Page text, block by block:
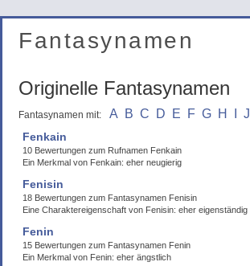
Fantasynamen
Originelle Fantasynamen
Fantasynamen mit: A B C D E F G H J
Fenkain
10 Bewertungen zum Rufnamen Fenkain
Ein Merkmal von Fenkain: eher neugierig
Fenisin
18 Bewertungen zum Fantasynamen Fenisin
Eine Charaktereigenschaft von Fenisin: eher eigenständig
Fenin
15 Bewertungen zum Fantasynamen Fenin
Ein Merkmal von Fenin: eher ängstlich